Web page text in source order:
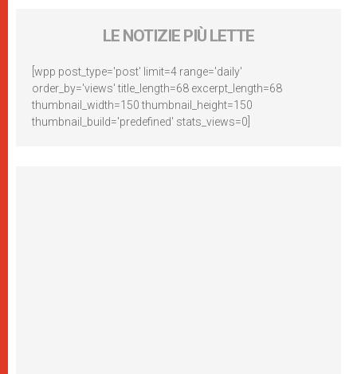
LE NOTIZIE PIÙ LETTE
[wpp post_type='post' limit=4 range='daily'
order_by='views' title_length=68 excerpt_length=68
thumbnail_width=150 thumbnail_height=150
thumbnail_build='predefined' stats_views=0]